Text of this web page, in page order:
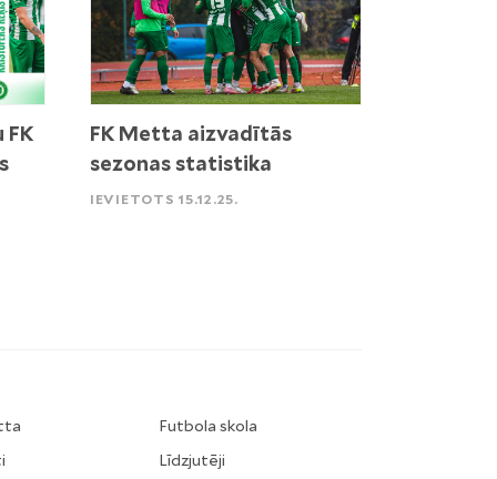
FK
FK Metta aizvadītās
sezonas statistika
IEVIETOTS 15.12.25.
Futbola skola
Līdzjutēji